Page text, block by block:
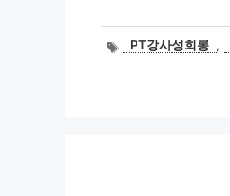
태PT강사성희롱 ,